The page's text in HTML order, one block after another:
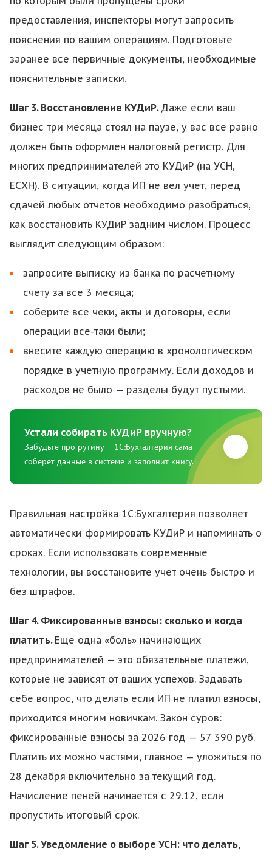
предоставления, инспекторы могут запросить
пояснения по вашим операциям. Подготовьте
заранее все первичные документы, необходимые
пояснительные записки.
Шаг 3. Восстановление КУДиР. Даже если ваш
бизнес три месяца стоял на паузе, у вас все равно
должен быть оформлен налоговый регистр. Для
многих предпринимателей это КУДиР (на УСН,
ЕСХН). В ситуации, когда ИП не вел учет, перед
сдачей любых отчетов необходимо разобраться,
как восстановить КУДиР задним числом. Процесс
выглядит следующим образом:
запросите выписку из банка по расчетному
счету за все 3 месяца;
соберите все чеки, акты и договоры, если
операции все-таки были;
внесите каждую операцию в хронологическом
порядке в учетную программу. Если доходов и
расходов не было — разделы будут пустыми.
Устали собирать КУДиР вручную?
Забудьте про рутину — 1С:Бухгалтерия сама
соберет данные в системе и заполнит книгу.
Правильная настройка 1С:Бухгалтерия позволяет
автоматически формировать КУДиР и напоминать о
сроках. Если использовать современные
технологии, вы восстановите учет очень быстро и
без штрафов.
Шаг 4. Фиксированные взносы: сколько и когда
платить. Еще одна «боль» начинающих
предпринимателей — это обязательные платежи,
которые не зависят от ваших успехов. Задавать
себе вопрос, что делать если ИП не платил взносы,
приходится многим новичкам. Закон суров:
фиксированные взносы за 2026 год — 57 390 руб.
Платить их можно частями, главное — уложиться по
28 декабря включительно за текущий год.
Начисление пеней начинается с 29.12, если
пропустить итоговый срок.
Шаг 5. Уведомление о выборе УСН: что делать,